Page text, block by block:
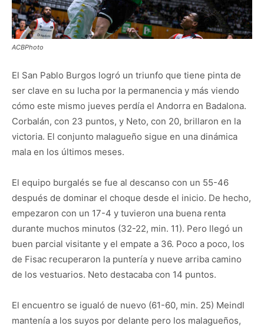
ACBPhoto
El San Pablo Burgos logró un triunfo que tiene pinta de
ser clave en su lucha por la permanencia y más viendo
cómo este mismo jueves perdía el Andorra en Badalona.
Corbalán, con 23 puntos, y Neto, con 20, brillaron en la
victoria. El conjunto malagueño sigue en una dinámica
mala en los últimos meses.
El equipo burgalés se fue al descanso con un 55-46
después de dominar el choque desde el inicio. De hecho,
empezaron con un 17-4 y tuvieron una buena renta
durante muchos minutos (32-22, min. 11). Pero llegó un
buen parcial visitante y el empate a 36. Poco a poco, los
de Fisac recuperaron la puntería y nueve arriba camino
de los vestuarios. Neto destacaba con 14 puntos.
El encuentro se igualó de nuevo (61-60, min. 25) Meindl
mantenía a los suyos por delante pero los malagueños,